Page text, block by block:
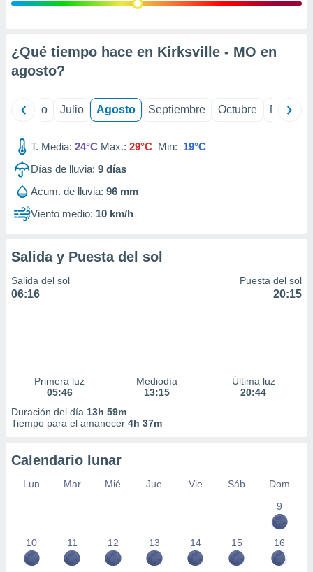
e
mediante
publicidad
de
1199
¿Qué tiempo hace en Kirksville - MO en
agosto?
Junio Julio Agosto Septiembre Octubre
T. Media: 24°C Max.: 29°C Min: 19°C
Días de lluvia: 9 días
Acum. de lluvia: 96 mm
Viento medio: 10 km/h
Salida y Puesta del sol
Salida del sol
06:16
Puesta del sol
20:15
Primera luz
05:46
Mediodía
13:15
Última luz
20:44
Duración del día 13h 59m
Tiempo para el amanecer 4h 37m
Calendario lunar
Lun Mar Mié Jue Vie Sáb
Dom
9
10 11 12 13 14 15 16